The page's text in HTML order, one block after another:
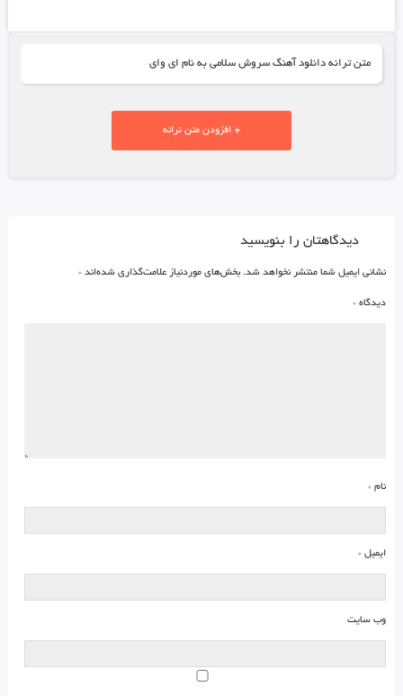
متن ترانه دانلود آهنگ سروش سلامی به نام ای وای
+ افزودن متن ترانه
دیدگاهتان را بنویسید
نشانی ایمیل شما منتشر نخواهد شد. بخش‌های موردنیاز علامت‌گذاری شده‌اند *
دیدگاه *
نام *
ایمیل *
وب‌ سایت